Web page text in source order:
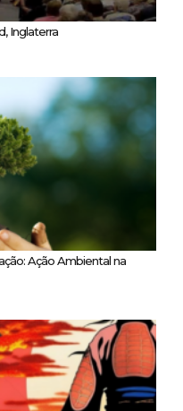
Inglaterra
Ação Ambiental na